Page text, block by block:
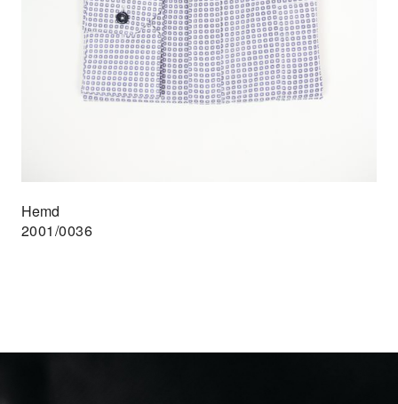
Hemd
2001/0036